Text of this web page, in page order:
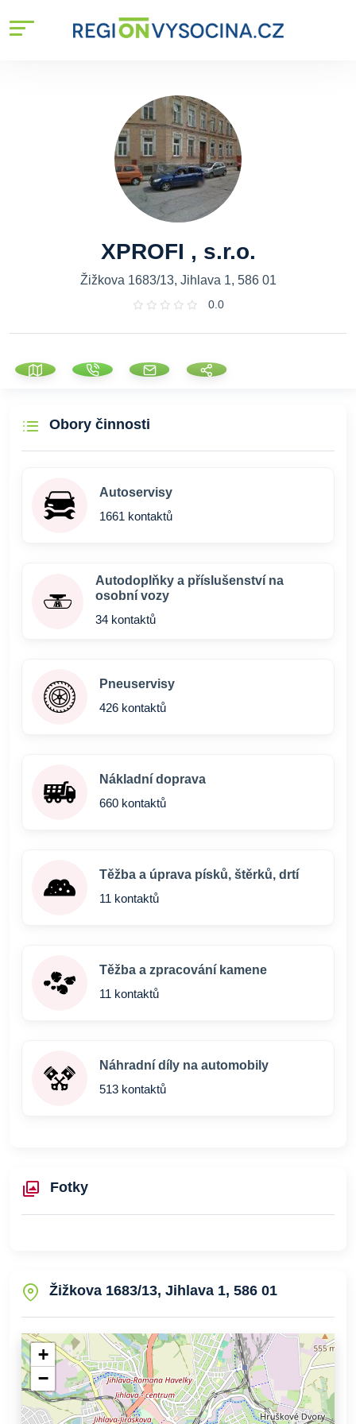
XPROFI , s.r.o.
Žižkova 1683/13, Jihlava 1, 586 01
0.0
Obory činnosti
Autoservisy
1661 kontaktů
Autodoplňky a příslušenství na
osobní vozy
34 kontaktů
Pneuservisy
426 kontaktů
Nákladní doprava
660 kontaktů
Těžba a úprava písků, štěrků, drtí
11 kontaktů
Těžba a zpracování kamene
11 kontaktů
Náhradní díly na automobily
513 kontaktů
Fotky
Žižkova 1683/13, Jihlava 1, 586 01
+
−